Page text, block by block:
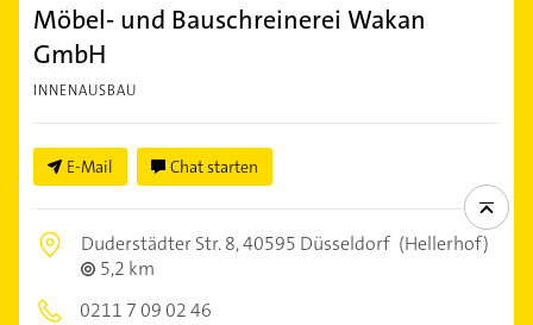
Möbel- und Bauschreinerei Wakan
GmbH
INNENAUSBAU
E-Mail Chat starten
Duderstädter Str. 8,40595 Düsseldorf (Hellerhof)
5,2 km
0211 7 09 02 46